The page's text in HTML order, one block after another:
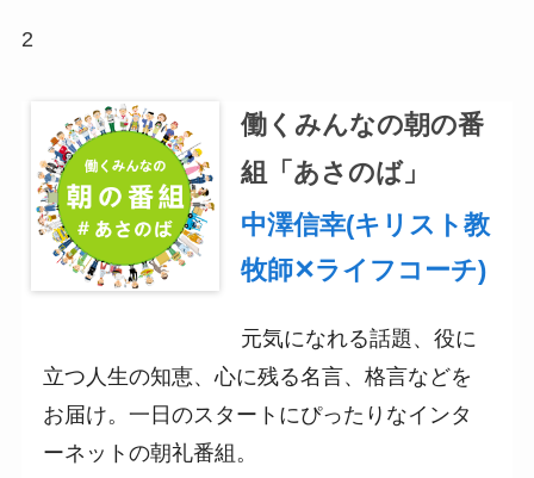
2
働くみんなの朝の番
組「あさのば」
中澤信幸(キリスト教
牧師✕ライフコーチ)
元気になれる話題、役に
立つ人生の知恵、心に残る名言、格言などを
お届け。一日のスタートにぴったりなインタ
ーネットの朝礼番組。